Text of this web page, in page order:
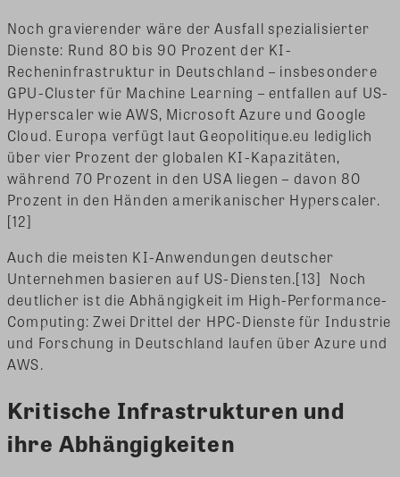
Noch gravierender wäre der Ausfall spezialisierter
Dienste: Rund 80 bis 90 Prozent der KI-
Recheninfrastruktur in Deutschland – insbesondere
GPU-Cluster für Machine Learning – entfallen auf US-
Hyperscaler wie AWS, Microsoft Azure und Google
Cloud. Europa verfügt laut Geopolitique.eu lediglich
über vier Prozent der globalen KI-Kapazitäten,
während 70 Prozent in den USA liegen – davon 80
Prozent in den Händen amerikanischer Hyperscaler.
[12]
Auch die meisten KI-Anwendungen deutscher
Unternehmen basieren auf US-Diensten.[13] Noch
deutlicher ist die Abhängigkeit im High-Performance-
Computing: Zwei Drittel der HPC-Dienste für Industrie
und Forschung in Deutschland laufen über Azure und
AWS.
Kritische Infrastrukturen und
ihre Abhängigkeiten